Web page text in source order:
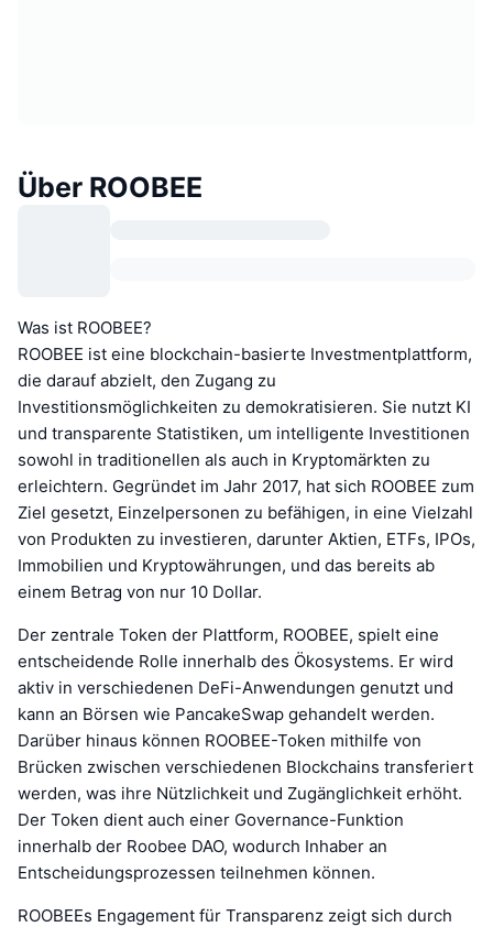
Über ROOBEE
Was ist ROOBEE?
ROOBEE ist eine blockchain-basierte Investmentplattform,
die darauf abzielt, den Zugang zu
Investitionsmöglichkeiten zu demokratisieren. Sie nutzt KI
und transparente Statistiken, um intelligente Investitionen
sowohl in traditionellen als auch in Kryptomärkten zu
erleichtern. Gegründet im Jahr 2017, hat sich ROOBEE zum
Ziel gesetzt, Einzelpersonen zu befähigen, in eine Vielzahl
von Produkten zu investieren, darunter Aktien, ETFs, IPOs,
Immobilien und Kryptowährungen, und das bereits ab
einem Betrag von nur 10 Dollar.
Der zentrale Token der Plattform, ROOBEE, spielt eine
entscheidende Rolle innerhalb des Ökosystems. Er wird
aktiv in verschiedenen DeFi-Anwendungen genutzt und
kann an Börsen wie PancakeSwap gehandelt werden.
Darüber hinaus können ROOBEE-Token mithilfe von
Brücken zwischen verschiedenen Blockchains transferiert
werden, was ihre Nützlichkeit und Zugänglichkeit erhöht.
Der Token dient auch einer Governance-Funktion
innerhalb der Roobee DAO, wodurch Inhaber an
Entscheidungsprozessen teilnehmen können.
ROOBEEs Engagement für Transparenz zeigt sich durch